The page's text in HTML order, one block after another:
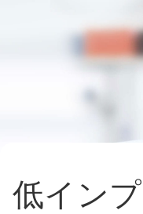
低イン